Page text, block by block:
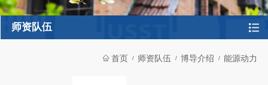
师资队伍
首页 师资队伍 博导介绍 能源动力